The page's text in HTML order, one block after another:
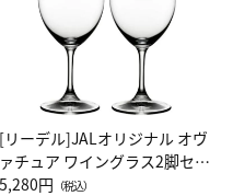
[リーデル]JALオリジナル オヴ
ァチュア ワイングラス2脚セッ
ト（レッドワイン）
5,280円 （税込）